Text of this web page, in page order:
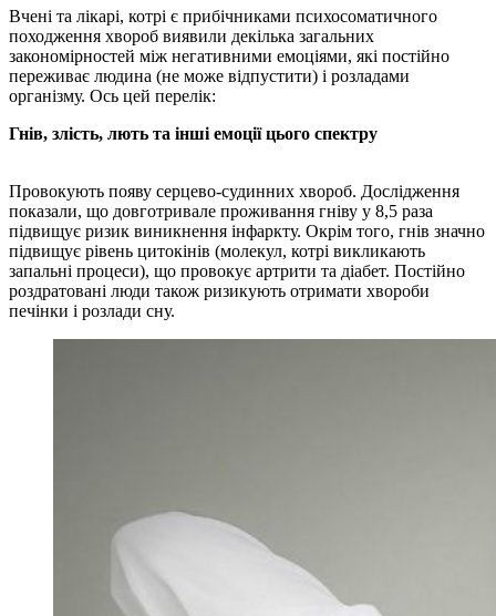
Вчені та лікарі, котрі є прибічниками психосоматичного
походження хвороб виявили декілька загальних
закономірностей між негативними емоціями, які постійно
переживає людина (не може відпустити) і розладами
організму. Ось цей перелік:
Гнів, злість, лють та інші емоції цього спектру
Провокують появу серцево-судинних хвороб. Дослідження
показали, що довготривале проживання гніву у 8,5 раза
підвищує ризик виникнення інфаркту. Окрім того, гнів значно
підвищує рівень цитокінів (молекул, котрі викликають
запальні процеси), що провокує артрити та діабет. Постійно
роздратовані люди також ризикують отримати хвороби
печінки і розлади сну.